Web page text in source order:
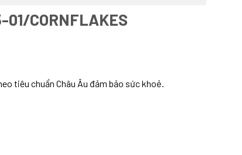
01/CORNFLAKES
₫.
tiêu chuẩn Châu Âu đảm bảo sức khoẻ.